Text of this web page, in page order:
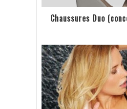
Chaussures Duo